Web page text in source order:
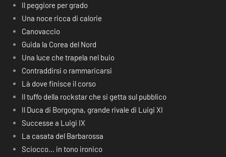
Il peggiore per grado
Una noce ricca di calorie
Canovaccio
Guida la Corea del Nord
Una luce che trapela nel buio
Contraddirsi o rammaricarsi
Là dove finisce il corso
Il tuffo della rockstar che si getta sul pubblico
Il Duca di Borgogna, grande rivale di Luigi XI
Successe a Luigi IX
La casata del Barbarossa
Sciocco… in tono ironico